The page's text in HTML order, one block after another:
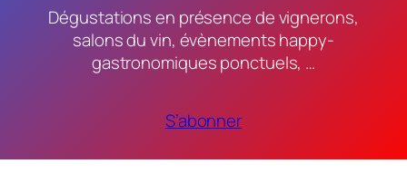
Dégustations en présence de vignerons,
salons du vin, évènements happy-
gastronomiques ponctuels, …
S’abonner